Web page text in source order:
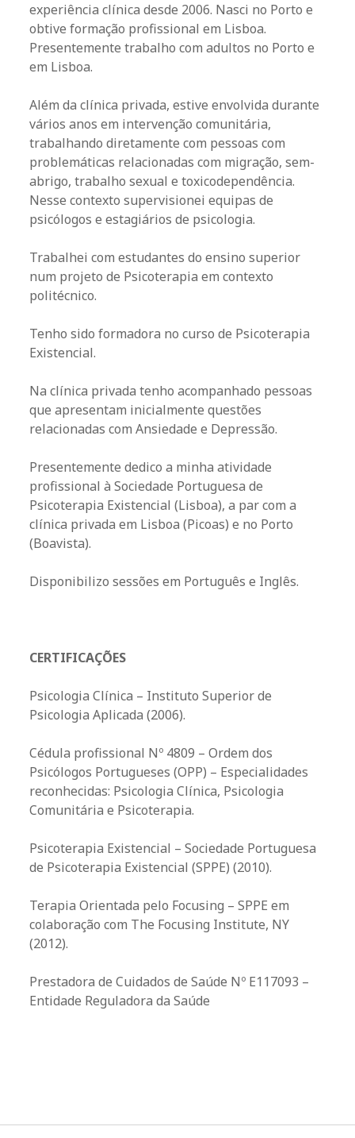
experiência clínica desde 2006. Nasci no Porto e
obtive formação profissional em Lisboa.
Presentemente trabalho com adultos no Porto e
em Lisboa.
Além da clínica privada, estive envolvida durante
vários anos em intervenção comunitária,
trabalhando diretamente com pessoas com
problemáticas relacionadas com migração, sem-
abrigo, trabalho sexual e toxicodependência.
Nesse contexto supervisionei equipas de
psicólogos e estagiários de psicologia.
Trabalhei com estudantes do ensino superior
num projeto de Psicoterapia em contexto
politécnico.
Tenho sido formadora no curso de Psicoterapia
Existencial.
Na clínica privada tenho acompanhado pessoas
que apresentam inicialmente questões
relacionadas com Ansiedade e Depressão.
Presentemente dedico a minha atividade
profissional à Sociedade Portuguesa de
Psicoterapia Existencial (Lisboa), a par com a
clínica privada em Lisboa (Picoas) e no Porto
(Boavista).
Disponibilizo sessões em Português e Inglês.
CERTIFICAÇÕES
Psicologia Clínica – Instituto Superior de
Psicologia Aplicada (2006).​
Cédula profissional Nº 4809 – Ordem dos
Psicólogos Portugueses (OPP) – Especialidades
reconhecidas: Psicologia Clínica, Psicologia
Comunitária e Psicoterapia.
Psicoterapia Existencial – Sociedade Portuguesa
de Psicoterapia Existencial (SPPE) (2010).​
Terapia Orientada pelo Focusing – SPPE em
colaboração com The Focusing Institute, NY
(2012).​
Prestadora de Cuidados de Saúde Nº E117093 –
Entidade Reguladora da Saúde